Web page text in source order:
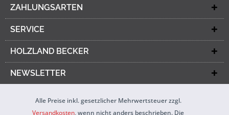
ZAHLUNGSARTEN
SERVICE
HOLZLAND BECKER
NEWSLETTER
Alle Preise inkl. gesetzlicher Mehrwertsteuer zzgl.
Versandkosten, wenn nicht anders beschrieben. Die